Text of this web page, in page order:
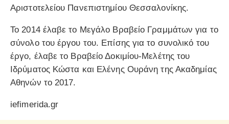
Αριστοτελείου Πανεπιστημίου Θεσσαλονίκης.
Το 2014 έλαβε το Μεγάλο Βραβείο Γραμμάτων για το
σύνολο του έργου του. Επίσης για το συνολικό του
έργο, έλαβε το Βραβείο Δοκιμίου-Μελέτης του
Ιδρύματος Κώστα και Ελένης Ουράνη της Ακαδημίας
Αθηνών το 2017.
iefimerida.gr